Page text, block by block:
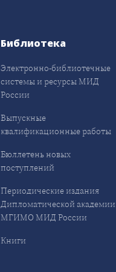
Библиотека
Электронно-библиотечные
системы и ресурсы МИД
России
Выпускные
квалификационные работы
Бюллетень новых
поступлений
Периодические издания
Дипломатической академии
МГИМО МИД России
Книги